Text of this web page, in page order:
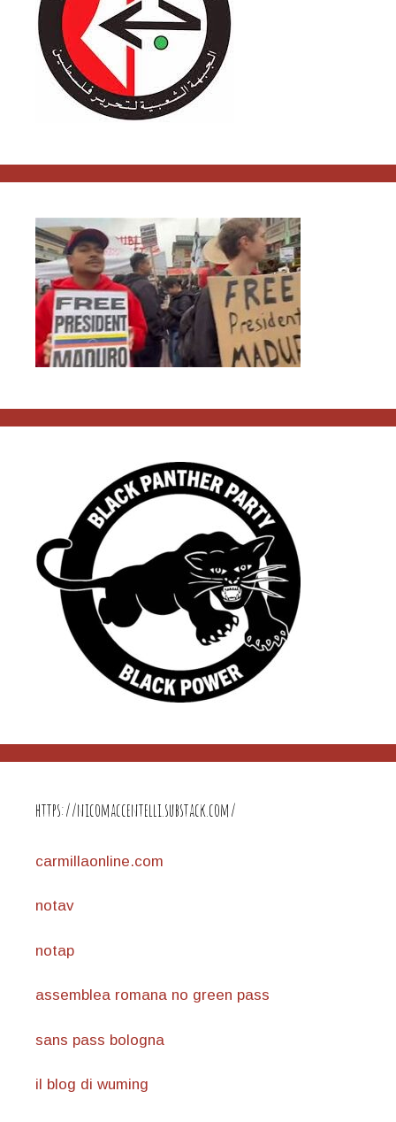
https://nicomaccentelli.substack.com/
carmillaonline.com
notav
notap
assemblea romana no green pass
sans pass bologna
il blog di wuming